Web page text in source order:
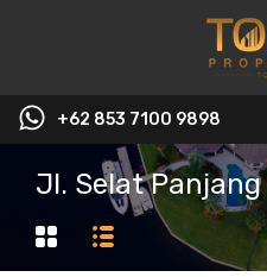
+62 853 7100 9898‬
Jl. Selat Panjang